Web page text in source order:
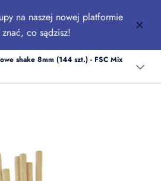
na naszej nowej platformie
co sądzisz!
shake 8mm (144 szt.) - FSC Mix